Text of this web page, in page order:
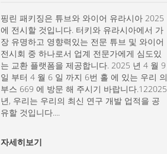
핑린 패키징은 튜브와 와이어 유라시아 2025
에 전시할 것입니다. 터키와 유라시아에서 가
장 유명하고 영향력있는 전문 튜브 및 와이어
전시회 중 하나로서 업계 전문가에게 심도있
는 교환 플랫폼을 제공합니다. 2025 년 4 월 9
일 부터 4 월 6 일 까지 6번 홀 에 있는 우리 의
부스 669 에 방문 해 주시기 바랍니다.122025
년, 우리는 우리의 최신 연구 개발 업적을 공
유할 것입니다....
자세히보기